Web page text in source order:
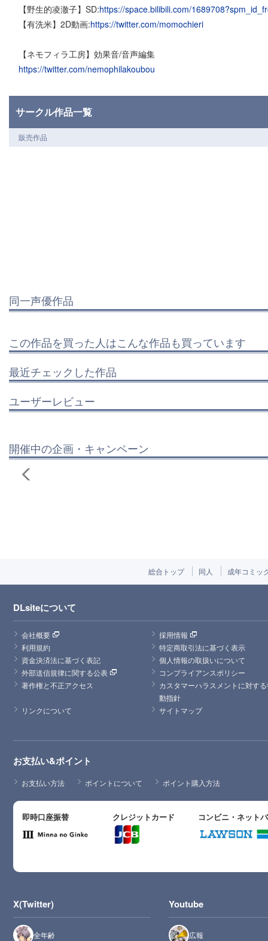
【野生的凌澈子】SD:https://space.bilibili.com/
【有洗米】2D動画:https://twitter.com/momochieri
【ネモフィラ工房】効果音/音声編集
https://twitter.com/nemophilakoubou
サークル作品一覧
販売作品
同一声優作品
この作品を買った人はこんな作品も買っています
最近チェックした作品
ユーザーレビュー
開催中の企画・キャンペーン
総合トップ 同人 成年コミッ
DLsiteについて
会社概要
採用情報
利用規約
特定商取引法に基づく表示
資金決済法に基づく表記
個人情報の取扱いについて
外部送信規律に関する公表
コンプライアンスポリシー
著作権と不正アクセス
カスタマーハラスメントに対す
動指針
リンクについて
サイトマップ
お支払い&ポイント
お支払い方法 ポイントについて ポイント購入方法
即時口座振替 クレジットカード コンビニ・ネット
X(Twitter)
全年齢
Youtube
広報